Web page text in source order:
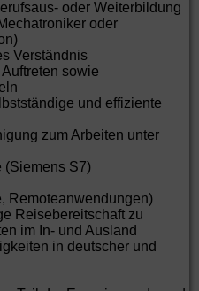
und Unterstützung bei der
mit
und
und an
und Systemtests
, Reparatur- und
und -behebung
in den
von Service- und
inkl. erforderlicher
Zusammenarbeit mit der
oder Weiterbildung
oder
Verständnis
sowie
und effiziente
zum Arbeiten unter
(Siemens S7)
Remoteanwendungen)
Reisebereitschaft zu
im In- und Ausland
in deutscher und